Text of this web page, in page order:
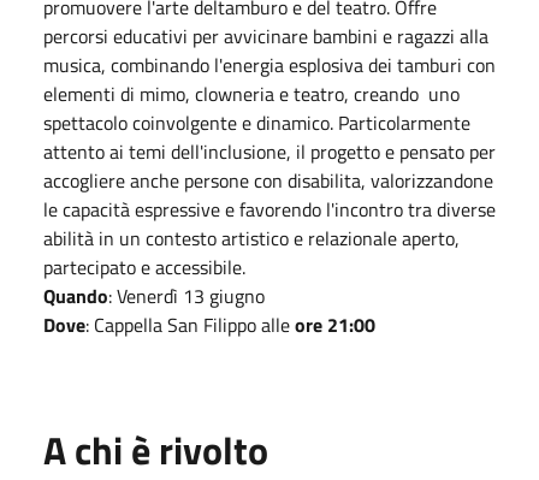
promuovere l'arte deltamburo e del teatro. Offre
percorsi educativi per avvicinare bambini e ragazzi alla
musica, combinando l'energia esplosiva dei tamburi con
elementi di mimo, clowneria e teatro, creando uno
spettacolo coinvolgente e dinamico. Particolarmente
attento ai temi dell'inclusione, il progetto e pensato per
accogliere anche persone con disabilita, valorizzandone
le capacità espressive e favorendo l'incontro tra diverse
abilità in un contesto artistico e relazionale aperto,
partecipato e accessibile.
Quando:Venerdì 13 giugno
Dove: Cappella San Filippo alleore 21:00
A chi è rivolto